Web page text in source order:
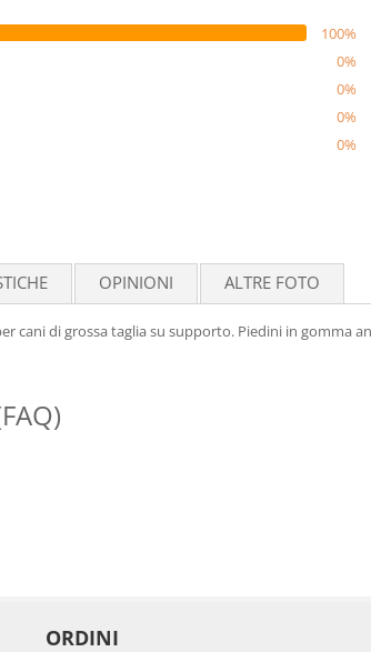
100%
0%
0%
0%
0%
OPINIONI ALTRE FOTO
cani di grossa taglia su supporto. Piedini in gomma
ORDINI